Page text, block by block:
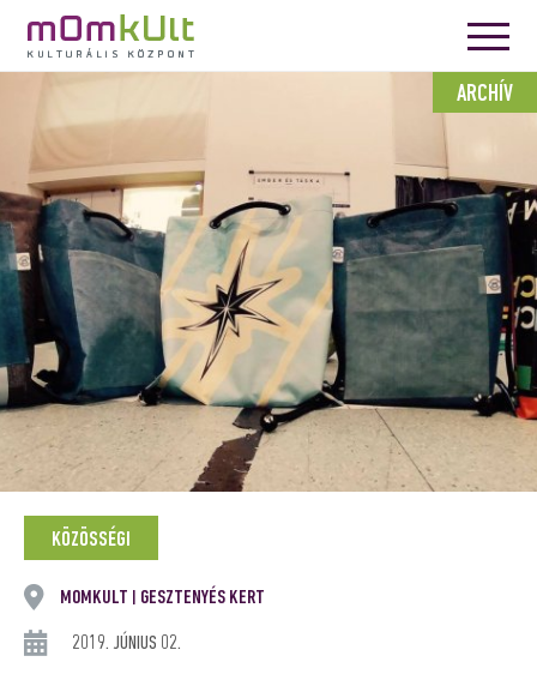
ARCHÍV
KÖZÖSSÉGI
MOMKULT GESZTENYÉS KERT
2019. JÚNIUS 02.